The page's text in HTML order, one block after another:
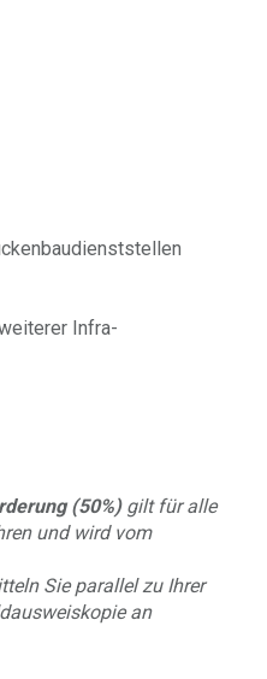
Infra-
(50%) gilt für alle
und wird vom
Sie parallel zu Ihrer
an